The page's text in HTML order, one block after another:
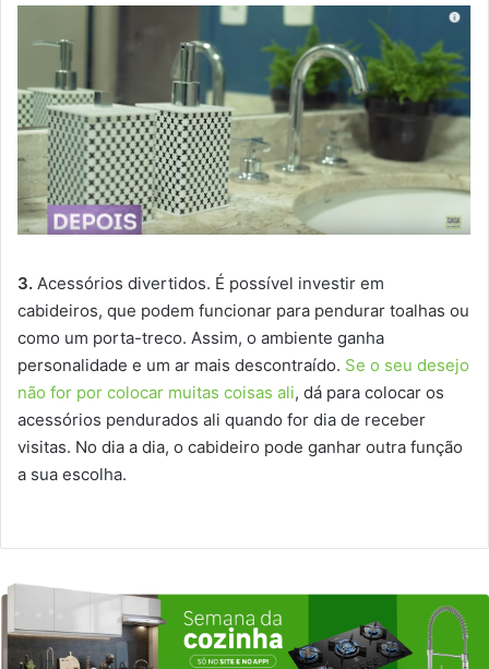
3. Acessórios divertidos. É possível investir em
cabideiros, que podem funcionar para pendurar toalhas ou
como um porta-treco. Assim, o ambiente ganha
personalidade e um ar mais descontraído. Se o seu desejo
não for por colocar muitas coisas ali, dá para colocar os
acessórios pendurados ali quando for dia de receber
visitas. No dia a dia, o cabideiro pode ganhar outra função
a sua escolha.